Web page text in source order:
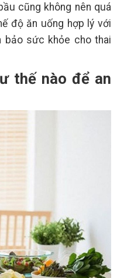
cũng không nên quá
độ ăn uống hợp lý với
sức khỏe cho thai
thế nào để an